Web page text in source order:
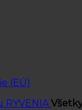
(EÚ)
RYVENIA